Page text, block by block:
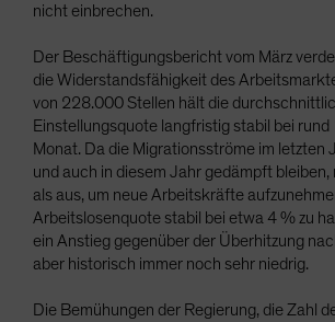
nicht einbrechen.
Der Beschäftigungsbericht vom März
die Widerstandsfähigkeit des
von 228.000 Stellen hält die
Einstellungsquote langfristig stabil bei
Monat. Da die Migrationsströme im letzten
und auch in diesem Jahr gedämpft
als aus, um neue Arbeitskräfte
Arbeitslosenquote stabil bei etwa 4 % zu
ein Anstieg gegenüber der Überhitzung
aber historisch immer noch sehr niedrig.
Die Bemühungen der Regierung, die Zahl